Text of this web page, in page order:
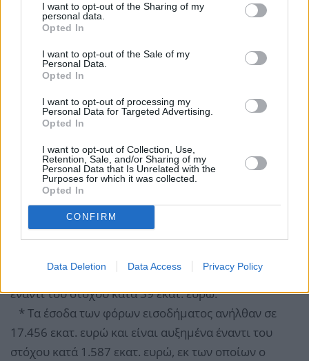
I want to opt-out of the Sharing of my
personal data.
Opted In
I want to opt-out of the Sale of my
Personal Data.
Opted In
I want to opt-out of processing my
Personal Data for Targeted Advertising.
Opted In
I want to opt-out of Collection, Use,
Retention, Sale, and/or Sharing of my
Personal Data that Is Unrelated with the
Purposes for which it was collected.
Opted In
CONFIRM
Data Deletion Data Access Privacy Policy
κατά την κατάρτιση του Προσχεδίου του Κρατικού
Προϋπολογισμού 2025 επικαιροποιήθηκαν οι
εκτέλεση των εσόδων.
Ειδικότερα για τους κυριότερους φόρους της
κατηγορίας αυτής παρατηρούνται τα εξής :
και είναι αυξημένα έναντι του στόχου κατά 688 εκατ.
* Τα έσοδα των ΕΦΚ ανήλθαν σε 5.387 εκατ. ευρώ
και είναι αυξημένα έναντι του στόχου κατά 174 εκατ.
ευρώ.
ανήλθαν σε 2.079 εκατ. ευρώ και είναι αυξημένα
έναντι του στόχου κατά 39 εκατ. ευρώ.
* Τα έσοδα των φόρων εισοδήματος ανήλθαν σε
17.456 εκατ. ευρώ και είναι αυξημένα έναντι του
στόχου κατά 1.587 εκατ. ευρώ, εκ των οποίων ο